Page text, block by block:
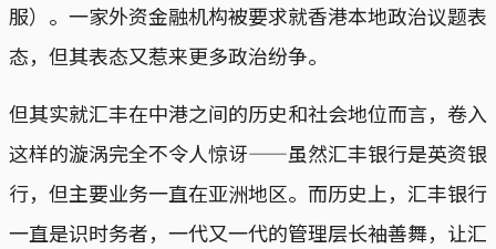
服）。一家外资金融机构被要求就香港本地政治议题表
态，但其表态又惹来更多政治纷争。
但其实就汇丰在中港之间的历史和社会地位而言，卷入
这样的漩涡完全不令人惊讶——虽然汇丰银行是英资银
行，但主要业务一直在亚洲地区。而历史上，汇丰银行
一直是识时务者，一代又一代的管理层长袖善舞，让汇